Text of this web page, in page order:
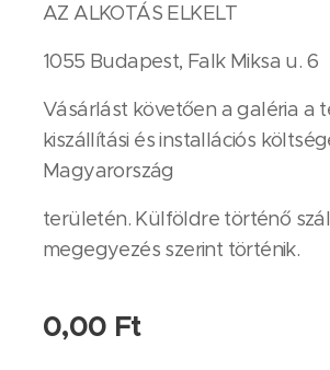
AZ ALKOTÁS ELKELT
1055 Budapest, Falk Miksa u. 6
Vásárlást követően a galéria a
kiszállítási és installációs
Magyarország
területén. Külföldre történő
megegyezés szerint történik.
0,00 Ft